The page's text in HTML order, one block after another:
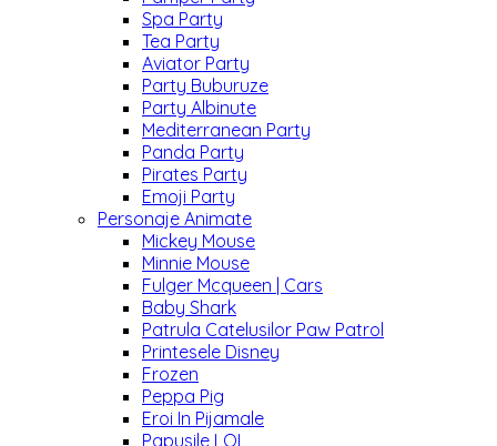
Spa Party
Tea Party
Aviator Party
Party Buburuze
Party Albinute
Mediterranean Party
Panda Party
Pirates Party
Emoji Party
Personaje Animate
Mickey Mouse
Minnie Mouse
Fulger Mcqueen | Cars
Baby Shark
Patrula Catelusilor Paw Patrol
Printesele Disney
Frozen
Peppa Pig
Eroi In Pijamale
Papusile LOL